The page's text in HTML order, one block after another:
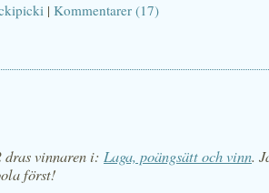
| Kommentarer (17)
dras vinnaren i: Laga, poängsätt och vinn.
först!